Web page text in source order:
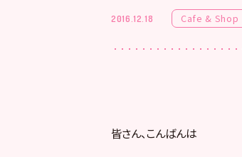
2016.12.18 Cafe & Shop
皆さん、こんばんは